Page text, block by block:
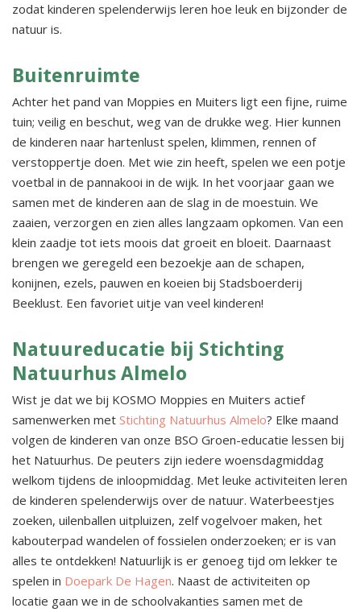
zodat kinderen spelenderwijs leren hoe leuk en bijzonder de
natuur is.
Buitenruimte
Achter het pand van Moppies en Muiters ligt een fijne, ruime
tuin; veilig en beschut, weg van de drukke weg. Hier kunnen
de kinderen naar hartenlust spelen, klimmen, rennen of
verstoppertje doen. Met wie zin heeft, spelen we een potje
voetbal in de pannakooi in de wijk. In het voorjaar gaan we
samen met de kinderen aan de slag in de moestuin. We
zaaien, verzorgen en zien alles langzaam opkomen. Van een
klein zaadje tot iets moois dat groeit en bloeit. Daarnaast
brengen we geregeld een bezoekje aan de schapen,
konijnen, ezels, pauwen en koeien bij Stadsboerderij
Beeklust. Een favoriet uitje van veel kinderen!
Natuureducatie bij Stichting
Natuurhus Almelo
Wist je dat we bij KOSMO Moppies en Muiters actief
samenwerken met Stichting Natuurhus Almelo? Elke maand
volgen de kinderen van onze BSO Groen-educatie lessen bij
het Natuurhus. De peuters zijn iedere woensdagmiddag
welkom tijdens de inloopmiddag. Met leuke activiteiten leren
de kinderen spelenderwijs over de natuur. Waterbeestjes
zoeken, uilenballen uitpluizen, zelf vogelvoer maken, het
kabouterpad wandelen of fossielen onderzoeken; er is van
alles te ontdekken! Natuurlijk is er genoeg tijd om lekker te
spelen in Doepark De Hagen. Naast de activiteiten op
locatie gaan we in de schoolvakanties samen met de